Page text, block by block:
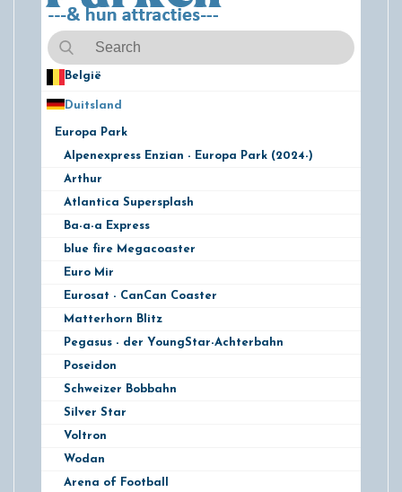
België
Duitsland
Europa Park
Alpenexpress Enzian - Europa Park (2024-)
Arthur
Atlantica Supersplash
Ba-a-a Express
blue fire Megacoaster
Euro Mir
Eurosat - CanCan Coaster
Matterhorn Blitz
Pegasus - der YoungStar-Achterbahn
Poseidon
Schweizer Bobbahn
Silver Star
Voltron
Wodan
Arena of Football